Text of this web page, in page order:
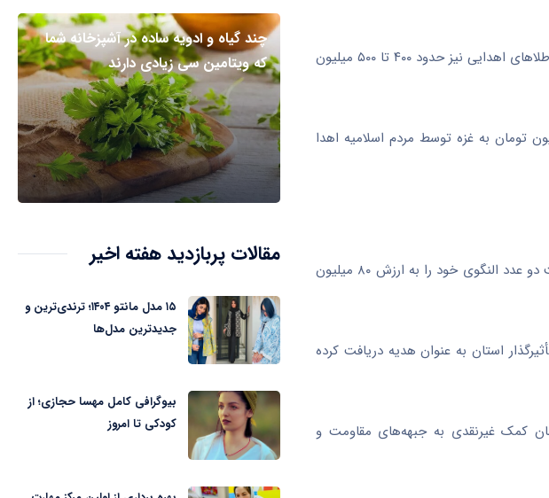
هنری گفت: کمک‌های اهدایی غیر نقدی مردم اسلامیه به مردم غزه و لبنان تا روز گذشته به ۲۱ میلیون تومان رسیده و طلاهای اهدایی نیز حدود ۴۰۰ تا ۵۰۰ میلیون
تومان به غزه توسط مردماسلامیه اهدا
رئیس بسیج سازندگی خراسان جنوبی ادامه داد: بانوی نهبندانی نیز به غافله کمک‌های طلایی به جبهه مقاومت پیوست دو عدد النگوی خود را به ارزش ۸۰ میلیون
استان به عنوان هدیه دریافت کرده
کمک نقدی، ۸۹ میلیون تومان کمک غیرنقدی به جبهه‌های مقاومت و
چند گیاه و ادویه ساده در آشپزخانه شما
که ویتامین سی زیادی دارند
مقالات پربازدید هفته اخیر
۱۵ مدل مانتو ۱۴۰۴؛ ترندی‌ترین و
جدیدترین مدل‌ها
بیوگرافی کامل مهسا حجازی؛ از
کودکی تا امروز